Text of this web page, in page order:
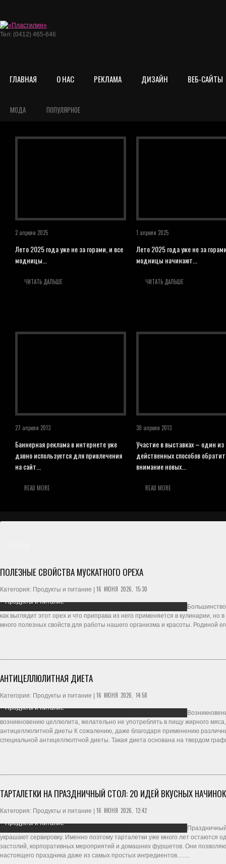
Тел: (0412) 465-646
ГЛАВНАЯ О НАС РЕКЛАМА ДИЗАЙН ВЕБ-САЙТЫ
МОДА ПОПУЛЯРНОЕ
2 апреля 2025
Лето 2025 года уже не за горами, и все
модницы...
ЧИТАТЬ ДАЛЬШЕ
1 апреля 2025
Лето 2025 года уже не за
модницы начинают...
ЧИТАТЬ ДАЛЬШЕ
27 апреля 2013
Баннерная реклама в интернете уже
давно используется для привлечения
на сайт...
READ MORE
30 апреля 2013
Участие в выставках – один из
действенных способов
внимание новых...
READ MORE
ПОЛЕЗНЫЕ СВОЙСТВА МУСКАТНОГО ОРЕХА
Категория: Продукты и питание | 16 ИЮНЯ 2026, 15:30
Продукты и питание
как выглядит этот орех и что приправа из него применяется в кулинарии,
много полезных свойств для работы нашего организма и красоты. Родиной
АНТИЦЕЛЛЮЛИТНАЯ ДИЕТА
Категория: Продукты и питание | 16 ИЮНЯ 2026, 14:58
Продукты и питание
возникновению целлюлита, желательно не употреблять в пищу жирного
антицеллюлитной диеты К сожалению, даже благодаря применению
специальной антицеллюлтной диеты. Такая диета основана на твердом
ТАРТАЛЕТКИ НА ПРАЗДНИЧНЫЙ СТОЛ: 20 ИДЕЙ ВКУСНЫХ НАЧИНОК
Категория: Продукты и питание | 16 ИЮНЯ 2026, 12:42
Продукты и питание
украшают сервировку. Именно поэтому тарталетки уже много лет
застолий, корпоративных мероприятий и домашних фуршетов. Они
настоящего праздника даже из самых простых ингредиентов.…...